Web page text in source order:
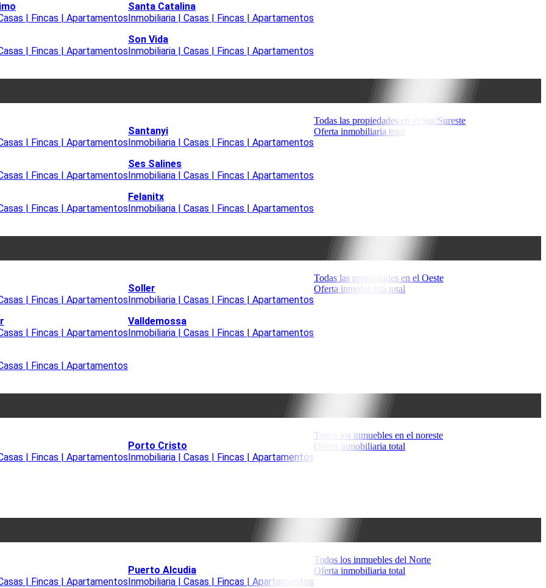
| Fincas | Apartamentos
| Fincas | Apartamentos
Santa Catalina
Inmobiliaria | Casas | Fincas | Apartamentos
Son Vida
Inmobiliaria | Casas | Fincas | Apartamentos
| Fincas | Apartamentos
| Fincas | Apartamentos
| Fincas | Apartamentos
Santanyi
Inmobiliaria | Casas | Fincas | Apartamentos
Ses Salines
Inmobiliaria | Casas | Fincas | Apartamentos
Felanitx
Inmobiliaria | Casas | Fincas | Apartamentos
Todas las propiedades en el Sur/Sureste
Oferta inmobiliaria total
| Fincas | Apartamentos
| Fincas | Apartamentos
| Fincas | Apartamentos
Soller
Inmobiliaria | Casas | Fincas | Apartamentos
Valldemossa
Inmobiliaria | Casas | Fincas | Apartamentos
Todas las propiedades en el Oeste
Oferta inmobiliaria total
| Fincas | Apartamentos
Porto Cristo
Inmobiliaria | Casas | Fincas | Apartamentos
Todos los inmuebles en el noreste
Oferta inmobiliaria total
| Fincas | Apartamentos
Puerto Alcudia
Inmobiliaria | Casas | Fincas | Apartamentos
Todos los inmuebles del Norte
Oferta inmobiliaria total